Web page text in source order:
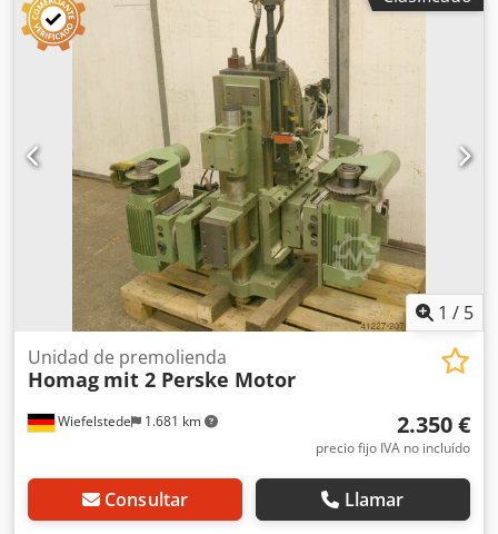
para el procesamiento de cantos, motor de ranurado,
motor de mecanizado, motor de fresado para máquina de
procesamiento de cantos Cedpfsb Uhp Ijx Am Tsha -
Conjunto de corte HOMAG para cortar los excesos de los
cantos en el borde frontal y posterior -con guía robusta -
Conjunto de fresado: orientable -2 motores -Tipo de motor:
KCS 71.16-2 D -Potencia: 4,4/6,6 kW -Tensión: 220/380/380
voltios -Frecuencia: 50/100 Hz -Velocidad: 2860/5870 rpm -
Otros motores con diferentes potencias disponibles con un
suplemento -Dimensiones: 1200/960/H600 mm -Peso: 470
1 / 5
Wiefelstede 1.681 km
Unidad de premolienda
Homag mit 2 Perske Motor
2.350 €
precio fijo IVA no incluído
Consultar Llamar